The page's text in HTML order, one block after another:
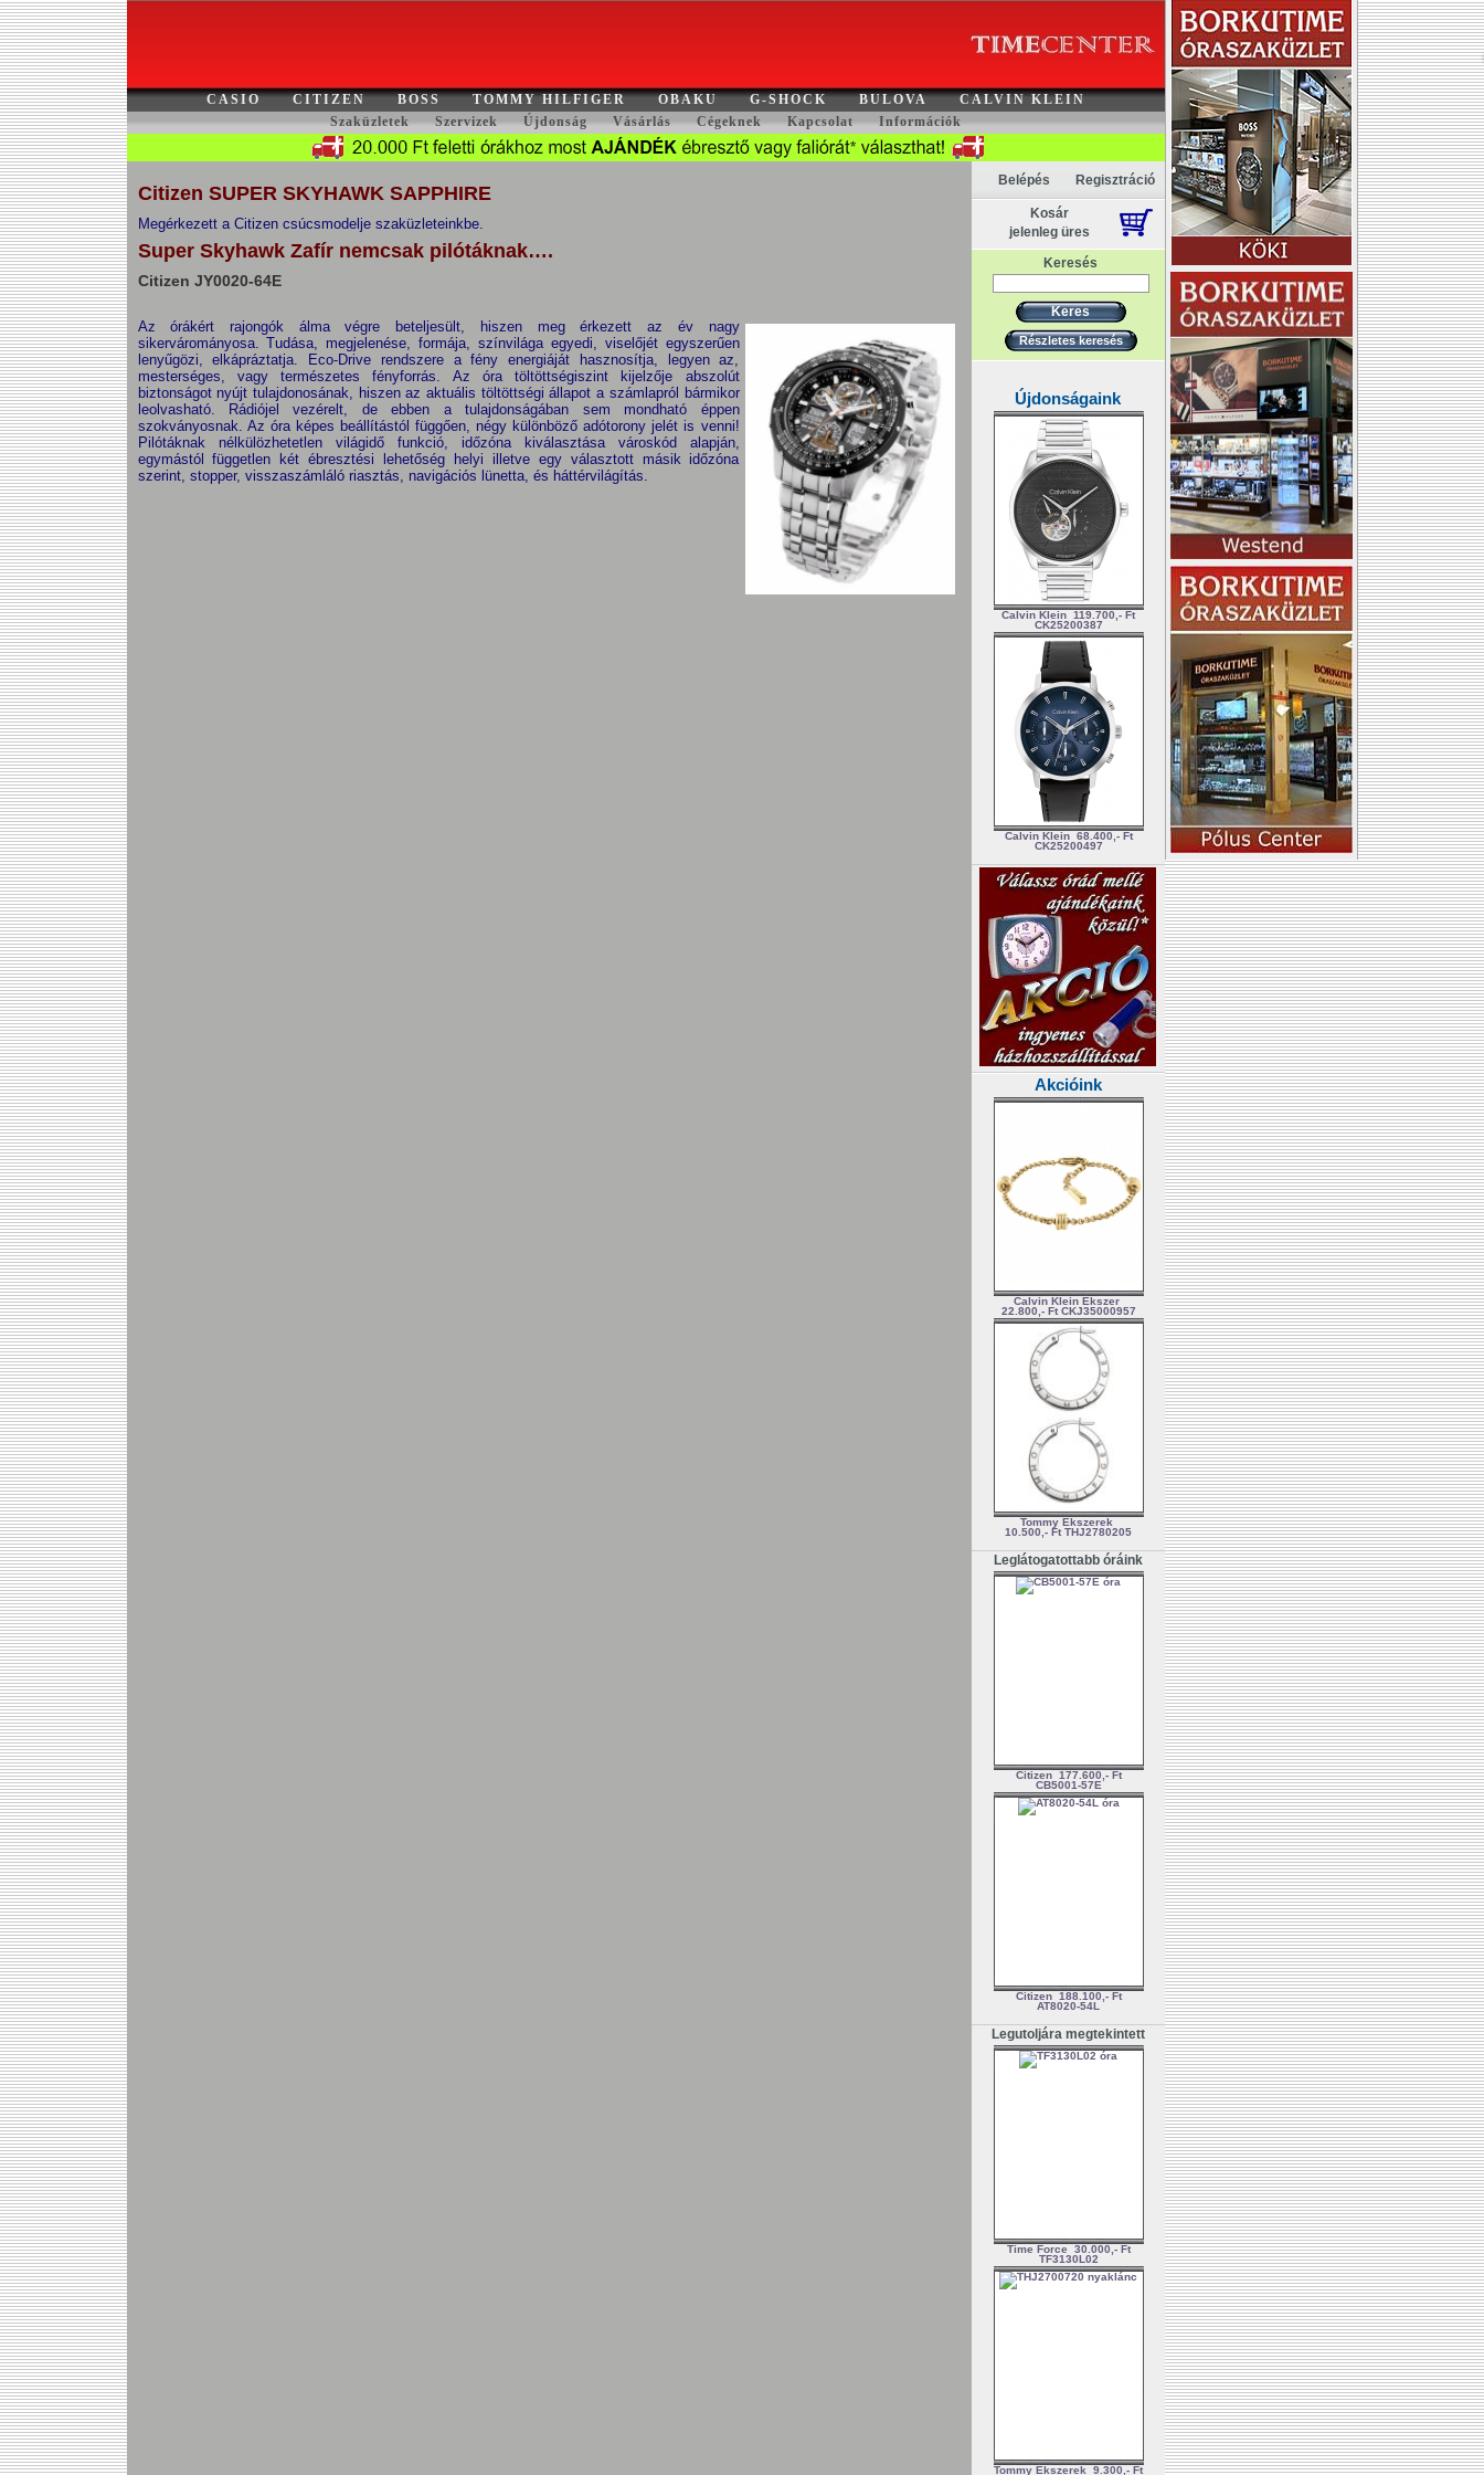
CASIO CITIZEN BOSS TOMMY HILFIGER OBAKU G-SHOCK BULOVA
CALVIN KLEIN
Szaküzletek
Szervizek Újdonság Vásárlás Cégeknek Kapcsolat Információk
Citizen SUPER SKYHAWK SAPPHIRE
Megérkezett a Citizen csúcsmodelje szaküzleteinkbe.
Super Skyhawk Zafír nemcsak pilótáknak….
Citizen JY0020-64E
Az órákért rajongók álma végre beteljesült, hiszen meg érkezett az év nagy
sikervárományosa. Tudása, megjelenése, formája, színvilága egyedi, viselőjét egyszerűen
lenyűgözi, elkápráztatja. Eco-Drive rendszere a fény energiáját hasznosítja, legyen az,
mesterséges, vagy természetes fényforrás. Az óra töltöttségiszint kijelzője abszolút
biztonságot nyújt tulajdonosának, hiszen az aktuális töltöttségi állapot a számlapról bármikor
leolvasható. Rádiójel vezérelt, de ebben a tulajdonságában sem mondható éppen
szokványosnak. Az óra képes beállítástól függően, négy különböző adótorony jelét is venni!
Pilótáknak nélkülözhetetlen világidő funkció, időzóna kiválasztása városkód alapján,
egymástól független két ébresztési lehetőség helyi illetve egy választott másik időzóna
szerint, stopper, visszaszámláló riasztás, navigációs lünetta, és háttérvilágítás.
Belépés Regisztráció
Kosár
jelenleg üres
Keresés
Részletes keresés
Újdonságaink
Calvin Klein 119.700,- Ft
CK25200387
Calvin Klein 68.400,- Ft
CK25200497
Akcióink
Calvin Klein Ékszer
22.800,- Ft CKJ35000957
Tommy Ékszerek
10.500,- Ft THJ2780205
Leglátogatottabb óráink
Citizen 177.600,- Ft
CB5001-57E
Citizen 188.100,- Ft
AT8020-54L
Legutoljára megtekintett
Time Force
30.000,- Ft
TF3130L02
Tommy Ékszerek
9.300,- Ft